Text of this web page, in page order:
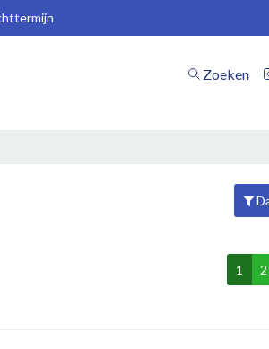
Zoeken
Uw winkelwagen
1 2